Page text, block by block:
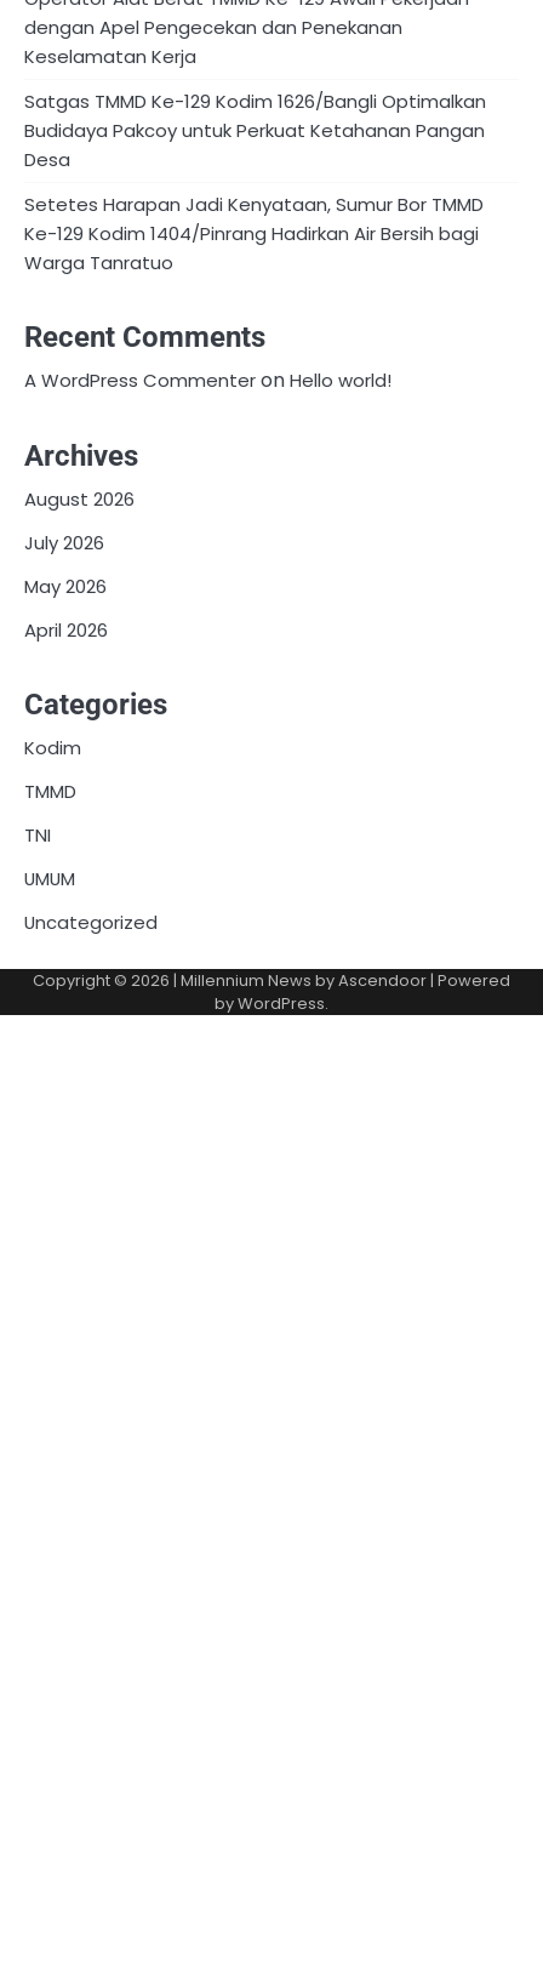
dengan Apel Pengecekan dan Penekanan
Keselamatan Kerja
Satgas TMMD Ke-129 Kodim 1626/Bangli Optimalkan
Budidaya Pakcoy untuk Perkuat Ketahanan Pangan
Desa
Setetes Harapan Jadi Kenyataan, Sumur Bor TMMD
Ke-129 Kodim 1404/Pinrang Hadirkan Air Bersih bagi
Warga Tanratuo
Recent Comments
A WordPress CommenteronHello world!
Archives
August 2026
July 2026
May 2026
April 2026
Categories
Kodim
TMMD
TNI
UMUM
Uncategorized
Copyright © 2026 | Millennium News byAscendoor | Powered
byWordPress.